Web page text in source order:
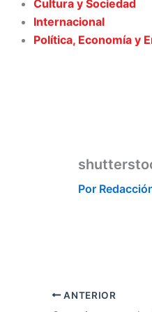
Cultura y Sociedad
Internacional
Política, Economía y
Por
ANTERIOR